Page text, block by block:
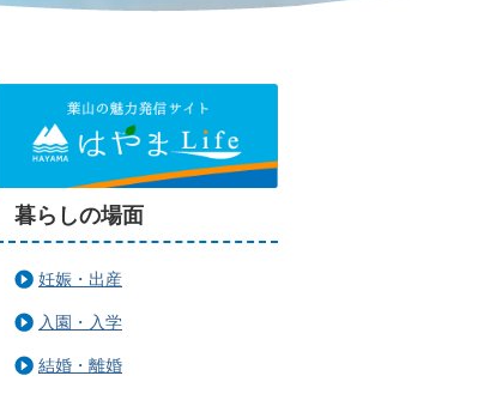
暮らしの場面
妊娠・出産
入園・入学
結婚・離婚